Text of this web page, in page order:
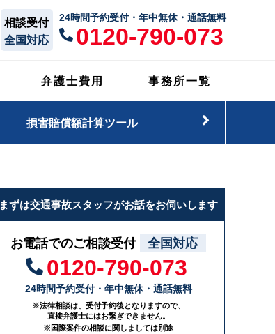
相談受付
全国対応
24時間予約受付・年中無休・通話無料
0120-790-073
弁護士費用 事務所一覧
損害賠償額計算ツール
まずは交通事故スタッフがお話をお伺いします
お電話でのご相談受付 全国対応
0120-790-073
24時間予約受付・年中無休・通話無料
※法律相談は、受付予約後となりますので、
直接弁護士にはお繋ぎできません。
※国際案件の相談に関しましては別途